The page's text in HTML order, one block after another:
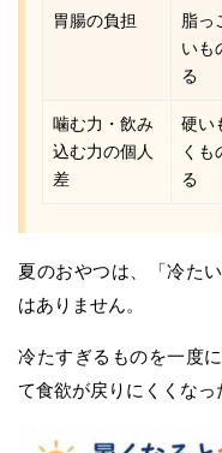
胃腸の負担
脂っ
いも
る
噛む力・飲み
込む力の個人
差
硬い
くも
る
夏のおやつは、「冷た
はありません。
冷たすぎるものを一度
て食欲が戻りにくくなっ